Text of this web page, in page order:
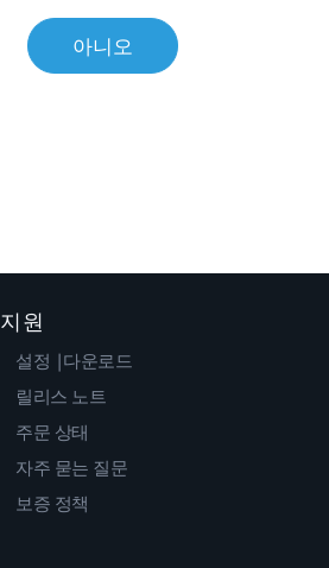
아니오
지원
설정 |다운로드
릴리스 노트
주문 상태
자주 묻는 질문
보증 정책